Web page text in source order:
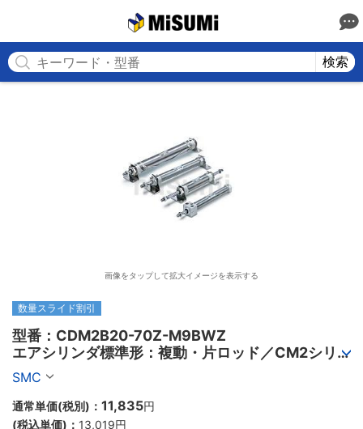
検索
画像をタップして拡大イメージを表示する
数量スライド割引
型番：CDM2B20-70Z-M9BWZ
エアシリンダ標準形：複動・片ロッド／CM2シリ
ーズ
SMC
通常単価(税別)： 11,835円
(税込単価)： 13,019円